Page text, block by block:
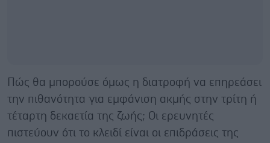
Πώς θα μπορούσε όμως η διατροφή να επηρεάσει
την πιθανότητα για εμφάνιση ακμής στην τρίτη ή
τέταρτη δεκαετία της ζωής; Οι ερευνητές
πιστεύουν ότι το κλειδί είναι οι επιδράσεις της